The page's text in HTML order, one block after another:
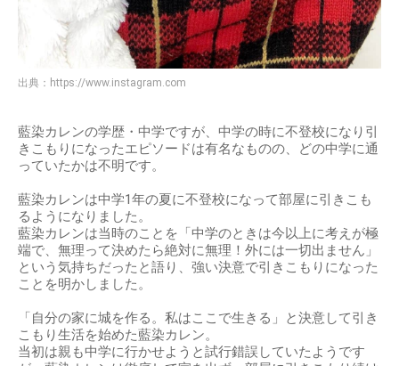
出典： https://www.instagram.com
藍染カレンの学歴・中学ですが、中学の時に不登校になり引
きこもりになったエピソードは有名なものの、どの中学に通
っていたかは不明です。
藍染カレンは中学1年の夏に不登校になって部屋に引きこも
るようになりました。
藍染カレンは当時のことを「中学のときは今以上に考えが極
端で、無理って決めたら絶対に無理！外には一切出ません」
という気持ちだったと語り、強い決意で引きこもりになった
ことを明かしました。
「自分の家に城を作る。私はここで生きる」と決意して引き
こもり生活を始めた藍染カレン。
当初は親も中学に行かせようと試行錯誤していたようです